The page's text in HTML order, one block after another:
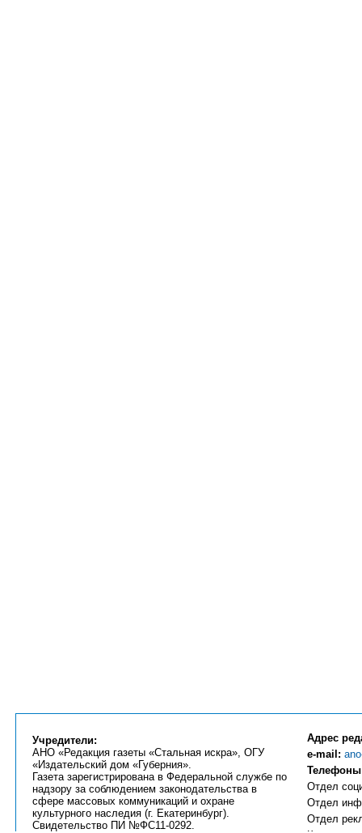
Учредители:
АНО «Редакция газеты «Стальная искра», ОГУ
«Издательский дом «Губерния».
Газета зарегистрирована в Федеральной службе по
надзору за соблюдением законодательства в
сфере массовых коммуникаций и охране
культурного наследия (г. Екатеринбург).
Свидетельство ПИ №ФС11-0292.
Адрес
e-mail:
Отдел
Отдел
Отдел